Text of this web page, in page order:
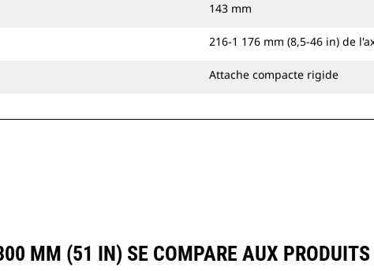
143 mm
216-1 176 mm (8,5-46 in) de
Attache compacte rigide
MM (51 IN) SE COMPARE AUX